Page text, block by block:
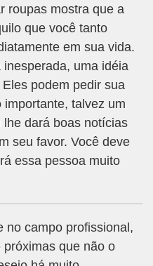
roupas mostra que a
que você tanto
em sua vida.
uma idéia
podem pedir sua
talvez um
dará boas notícias
seu favor. Você deve
essa pessoa muito
no campo profissional,
que não o